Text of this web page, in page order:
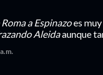
a Espinazoes
Aleidaaunque